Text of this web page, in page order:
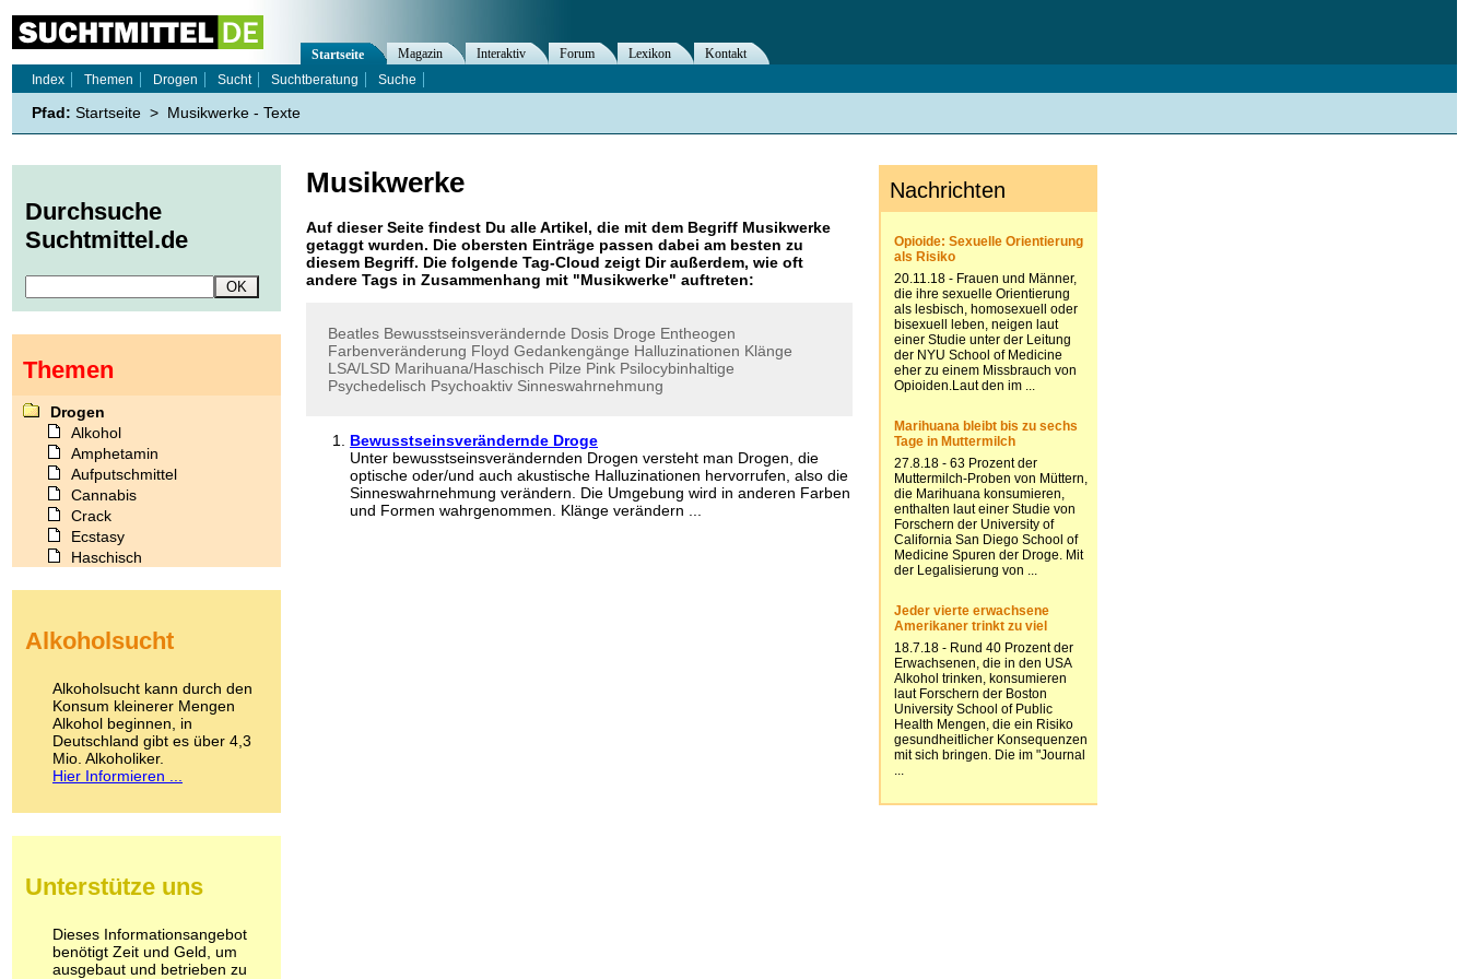
Musikwerke
Auf dieser Seite findest Du alle Artikel, die mit dem Begriff Musikwerke
getaggt wurden. Die obersten Einträge passen dabei am besten zu
diesem Begriff. Die folgende Tag-Cloud zeigt Dir außerdem, wie oft
andere Tags in Zusammenhang mit "Musikwerke" auftreten:
Beatles Bewusstseinsverändernde Dosis Droge Entheogen
Farbenveränderung Floyd Gedankengänge Halluzinationen Klänge
LSA/LSD Marihuana/Haschisch Pilze Pink Psilocybinhaltige
Psychedelisch Psychoaktiv Sinneswahrnehmung
Bewusstseinsverändernde Droge
Unter bewusstseinsverändernden Drogen versteht man Drogen, die
optische oder/und auch akustische Halluzinationen hervorrufen, also die
Sinneswahrnehmung verändern. Die Umgebung wird in anderen Farben
und Formen wahrgenommen. Klänge verändern ...
Startseite Magazin Interaktiv Forum Lexikon
Kontakt
Index
Themen Drogen Sucht Suchtberatung Suche
Pfad: Startseite > Musikwerke - Texte
Durchsuche
Suchtmittel.de
Themen
Drogen
Alkohol
Amphetamin
Aufputschmittel
Cannabis
Crack
Ecstasy
Haschisch
Kokain
LSD
Marihuana
Medikamente
Meskalin
Metamphetamin
Methadon
Pilze
Psychopharmaka
Schlafmittel
Schmerzmittel
Alkoholsucht
Alkoholsucht kann durch den
Konsum kleinerer Mengen
Alkohol beginnen, in
Deutschland gibt es über 4,3
Mio. Alkoholiker.
Hier Informieren ...
Unterstütze uns
Dieses Informationsangebot
benötigt Zeit und Geld, um
ausgebaut und betrieben zu